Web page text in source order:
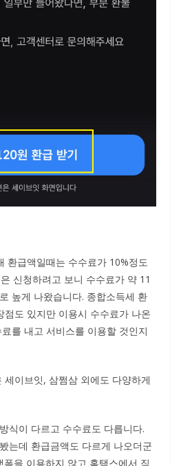
환급액일때는 수수료가 10%정도
신청하려고 보니 수수료가 약 11
높게 나왔습니다. 종합소득세 환
점도 있지만 이용시 수수료가 나온
를 내고 서비스를 이용할 것인지
이브잇, 삼쩜삼 외에도 다양하게
식이 다르고 수수료도 다릅니다.
는데 환급금액도 다르게 나오더군
폼을 이용하지 않고 홈택스에서 직